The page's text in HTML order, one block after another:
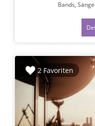
Bands,
2 Favoriten